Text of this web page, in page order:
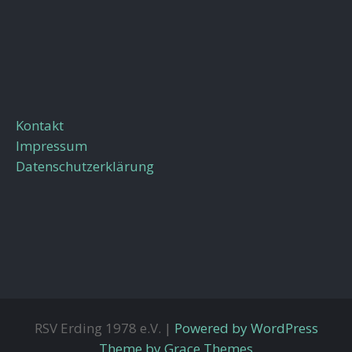
Kontakt
Impressum
Datenschutzerklärung
RSV Erding 1978 e.V. | Powered by WordPress